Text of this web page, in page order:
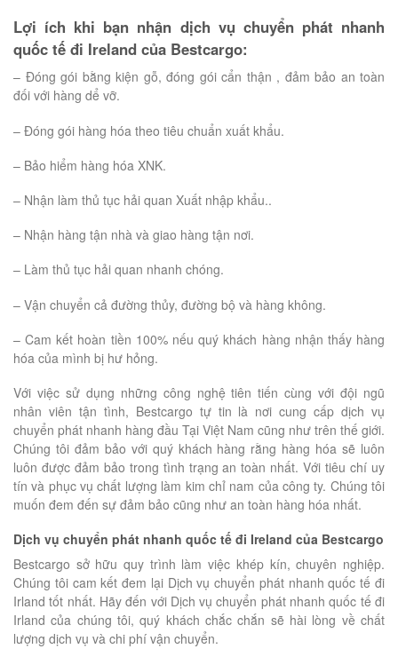
Lợi ích khi bạn nhận dịch vụ chuyển phát nhanh
quốc tế đi Ireland của Bestcargo:
– Đóng gói bằng kiện gỗ, đóng gói cẩn thận , đảm bảo an toàn
đối với hàng dể vỡ.
– Đóng gói hàng hóa theo tiêu chuẩn xuất khẩu.
– Bảo hiểm hàng hóa XNK.
– Nhận làm thủ tục hải quan Xuất nhập khẩu..
– Nhận hàng tận nhà và giao hàng tận nơi.
– Làm thủ tục hải quan nhanh chóng.
– Vận chuyển cả đường thủy, đường bộ và hàng không.
– Cam kết hoàn tiền 100% nếu quý khách hàng nhận thấy hàng
hóa của mình bị hư hỏng.
Với việc sử dụng những công nghệ tiên tiến cùng với đội ngũ
nhân viên tận tình, Bestcargo tự tin là nơi cung cấp dịch vụ
chuyển phát nhanh hàng đầu Tại Việt Nam cũng như trên thế giới.
Chúng tôi đảm bảo với quý khách hàng rằng hàng hóa sẽ luôn
luôn được đảm bảo trong tình trạng an toàn nhất. Với tiêu chí uy
tín và phục vụ chất lượng làm kim chỉ nam của công ty. Chúng tôi
muốn đem đến sự đảm bảo cũng như an toàn hàng hóa nhất.
Dịch vụ chuyển phát nhanh quốc tế đi Ireland của Bestcargo
Bestcargo sở hữu quy trình làm việc khép kín, chuyên nghiệp.
Chúng tôi cam kết đem lại Dịch vụ chuyển phát nhanh quốc tế đi
Irland tốt nhất. Hãy đến với Dịch vụ chuyển phát nhanh quốc tế đi
Irland của chúng tôi, quý khách chắc chắn sẽ hài lòng về chất
lượng dịch vụ và chi phí vận chuyển.